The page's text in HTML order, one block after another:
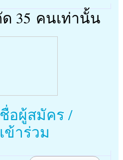
35 คนเท่านั้น
อผู้สมัคร /
ข้าร่วม